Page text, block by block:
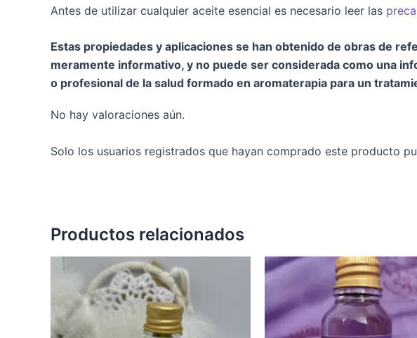
Antes de utilizar cualquier aceite esencial es necesario leer las
Estas propiedades y aplicaciones se han obtenido de obras de
meramente informativo, y no puede ser considerada como una
o profesional de la salud formado en aromaterapia para un
No hay valoraciones aún.
Solo los usuarios registrados que hayan comprado este producto
Productos relacionados